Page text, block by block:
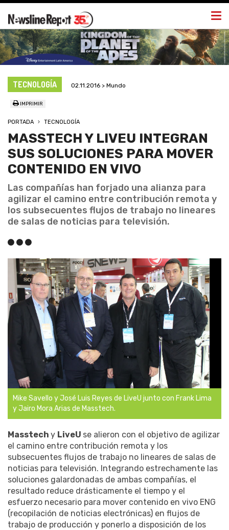
TECNOLOGÍA 02.11.2016 > Mundo
IMPRIMIR
PORTADA TECNOLOGÍA
MASSTECH Y LIVEU INTEGRAN
SUS SOLUCIONES PARA MOVER
CONTENIDO EN VIVO
Las compañías han forjado una alianza para
agilizar el camino entre contribución remota y
los subsecuentes flujos de trabajo no lineares
de salas de noticias para televisión.
Mike Savello y José Luis Reyes de LiveU junto con Frank Lima
y Jairo Mora Arias de Masstech.
Masstech y LiveU se alieron con el objetivo de agilizar
el camino entre contribución remota y los
subsecuentes flujos de trabajo no lineares de salas de
noticias para televisión. Integrando estrechamente las
soluciones galardonadas de ambas compañías, el
resultado reduce drásticamente el tiempo y el
esfuerzo necesario para mover contenido en vivo ENG
(recopilación de noticias electrónicas) en flujos de
trabajo de producción y ponerlo a disposición de los